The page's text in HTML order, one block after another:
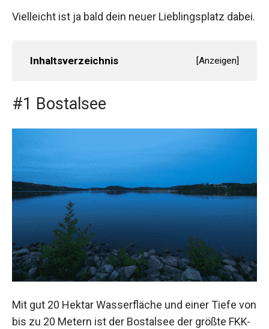
Vielleicht ist ja bald dein neuer Lieblingsplatz dabei.
Inhaltsverzeichnis [Anzeigen]
#1 Bostalsee
Mit gut 20 Hektar Wasserfläche und einer Tiefe von
bis zu 20 Metern ist der Bostalsee der größte FKK-